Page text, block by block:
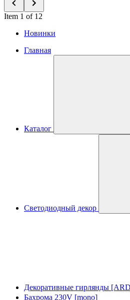
Item 1 of 12
Новинки
Главная
Каталог
Светодиодный декор
Декоративные гирлянды
Бахрома 230V [mono]